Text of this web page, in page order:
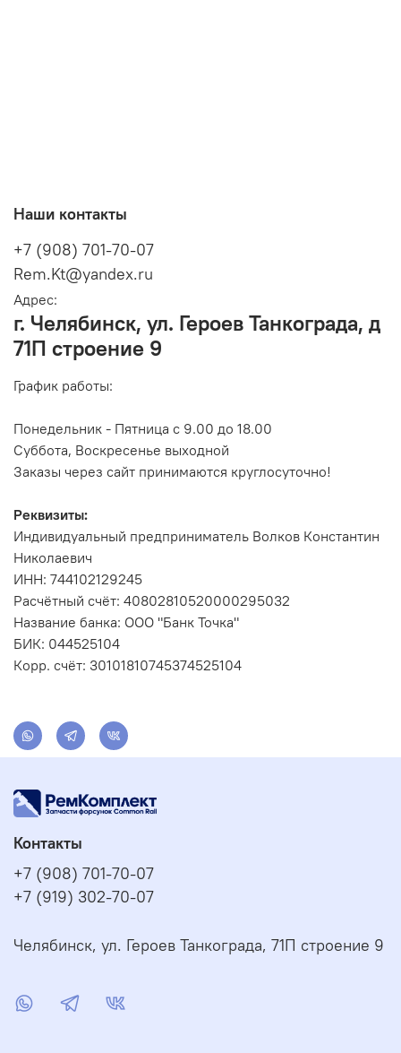
Наши контакты
+7 (908) 701-70-07
Rem.Kt@yandex.ru
Адрес:
г. Челябинск, ул. Героев Танкограда, д
71П строение 9
График работы:
Понедельник - Пятница с 9.00 до 18.00
Суббота, Воскресенье выходной
Заказы через сайт принимаются круглосуточно!
Реквизиты:
Индивидуальный предприниматель Волков Константин
Николаевич
ИНН: 744102129245
Расчётный счёт: 40802810520000295032
Название банка: ООО "Банк Точка"
БИК: 044525104
Корр. счёт: 30101810745374525104
Контакты
+7 (908) 701-70-07
+7 (919) 302-70-07
Челябинск, ул. Героев Танкограда, 71П строение 9